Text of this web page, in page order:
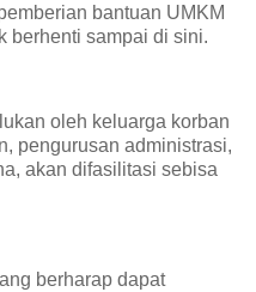
bantuan UMKM
berhenti sampai di sini.
oleh keluarga korban
pengurusan administrasi,
akan difasilitasi sebisa
berharap dapat